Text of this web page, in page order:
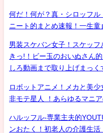
何だ！何が？真・シロッ
ニート的まとめ速報！一生童
男装スケバン女子！スケッ
きっ!！ビー玉のおいぬさん
しろ動画まで取り上げまっく
ロボットアニメ！メカと美
非モテ星人 ！あらゆるマニ
ハルッフル-専業主夫的
ンおたく！初老人の介護生活